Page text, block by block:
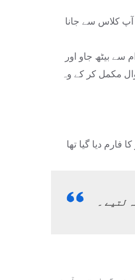
آپ کلاس سے جانا
سے بیٹھ جاو اور
مکمل کر کے وہ
دیا گیا تھا
لتیے ۔